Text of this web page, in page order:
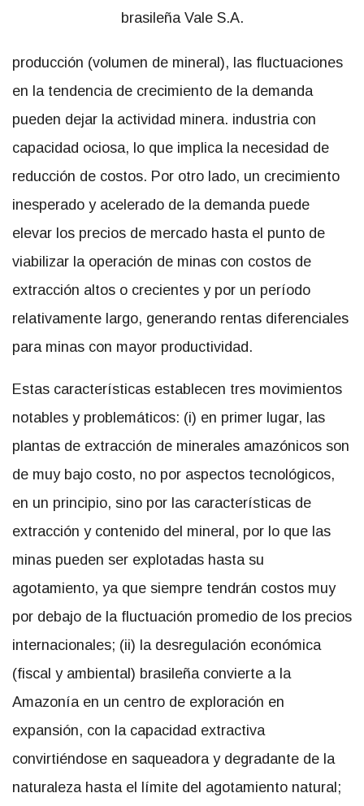
producción (volumen de mineral), las fluctuaciones
en la tendencia de crecimiento de la demanda
pueden dejar la actividad minera. industria con
capacidad ociosa, lo que implica la necesidad de
reducción de costos. Por otro lado, un crecimiento
inesperado y acelerado de la demanda puede
elevar los precios de mercado hasta el punto de
viabilizar la operación de minas con costos de
extracción altos o crecientes y por un período
relativamente largo, generando rentas diferenciales
para minas con mayor productividad.
Estas características establecen tres movimientos
notables y problemáticos: (i) en primer lugar, las
plantas de extracción de minerales amazónicos son
de muy bajo costo, no por aspectos tecnológicos,
en un principio, sino por las características de
extracción y contenido del mineral, por lo que las
minas pueden ser explotadas hasta su
agotamiento, ya que siempre tendrán costos muy
por debajo de la fluctuación promedio de los precios
internacionales; (ii) la desregulación económica
(fiscal y ambiental) brasileña convierte a la
Amazonía en un centro de exploración en
expansión, con la capacidad extractiva
convirtiéndose en saqueadora y degradante de la
naturaleza hasta el límite del agotamiento natural;